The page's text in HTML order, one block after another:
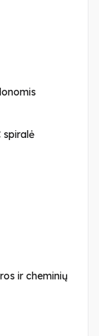
spiralė
ir cheminių